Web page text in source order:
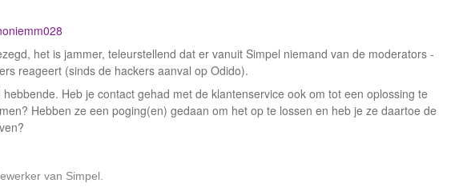
het is jammer, teleurstellend dat er vanuit Simpel niemand van de moderators -
reageert (sinds de hackers aanval op Odido).
hebbende. Heb je contact gehad met de klantenservice ook om tot een oplossing te
Hebben ze een poging(en) gedaan om het op te lossen en heb je ze daartoe de
van Simpel.